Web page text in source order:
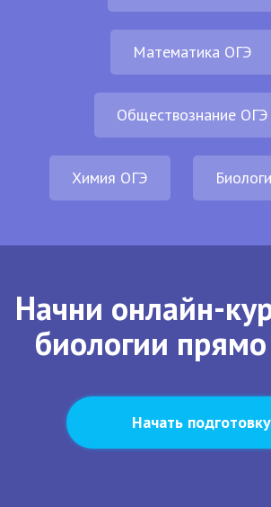
Математика ОГЭ
Обществознание ОГЭ
Химия ОГЭ
Начни онлайн-
биологии прямо
Начать подготовку